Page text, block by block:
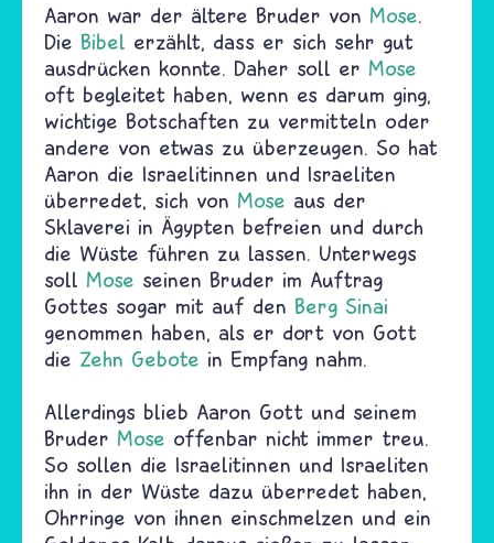
Aaron war der ältere Bruder von Mose.
Die Bibel erzählt, dass er sich sehr gut
ausdrücken konnte. Daher soll er Mose
oft begleitet haben, wenn es darum ging,
wichtige Botschaften zu vermitteln oder
andere von etwas zu überzeugen. So hat
Aaron die Israelitinnen und Israeliten
überredet, sich von Mose aus der
Sklaverei in Ägypten befreien und durch
die Wüste führen zu lassen. Unterwegs
soll Mose seinen Bruder im Auftrag
Gottes sogar mit auf den Berg Sinai
genommen haben, als er dort von Gott
die Zehn Gebote in Empfang nahm.
Allerdings blieb Aaron Gott und seinem
Bruder Mose offenbar nicht immer treu.
So sollen die Israelitinnen und Israeliten
ihn in der Wüste dazu überredet haben,
Ohrringe von ihnen einschmelzen und ein